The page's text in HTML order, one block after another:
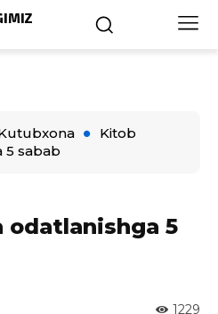
Kitob
5 sabab
odatlanishga 5
1229